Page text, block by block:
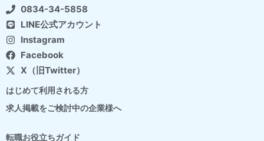
0834-34-5858
LINE公式アカウント
Instagram
Facebook
X（旧Twitter）
はじめて利用される方
求人掲載をご検討中の企業様へ
転職お役立ちガイド